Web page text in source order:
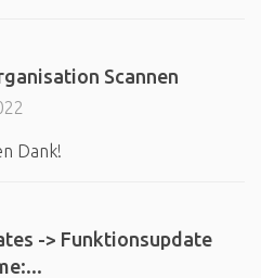
Scannen
Dank!
-> Funktionsupdate